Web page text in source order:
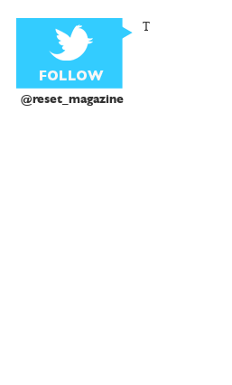
@reset_magazine
T